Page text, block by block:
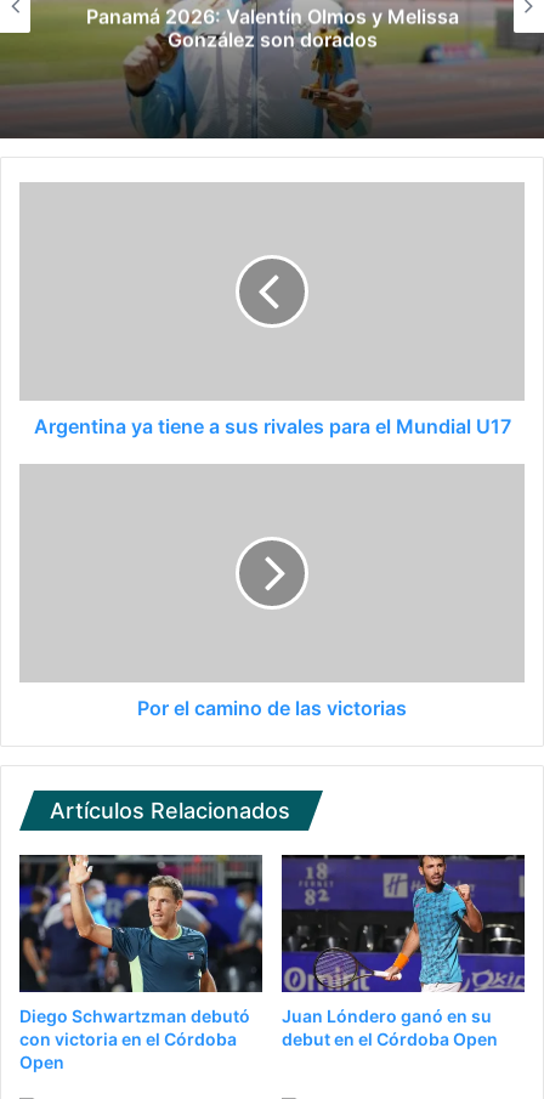
Panamá 2026: Valentín Olmos y Melissa
González son dorados
Argentina ya tiene a sus rivales para el Mundial U17
Por el camino de las victorias
Artículos Relacionados
Diego Schwartzman debutó
con victoria en el Córdoba
Open
Juan Lóndero ganó en su
debut en el Córdoba Open